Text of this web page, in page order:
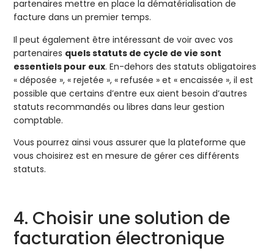
partenaires mettre en place la dématérialisation de
facture dans un premier temps.
Il peut également être intéressant de voir avec vos
partenaires quels statuts de cycle de vie sont
essentiels pour eux. En-dehors des statuts obligatoires
« déposée », « rejetée », « refusée » et « encaissée », il est
possible que certains d’entre eux aient besoin d’autres
statuts recommandés ou libres dans leur gestion
comptable.
Vous pourrez ainsi vous assurer que la plateforme que
vous choisirez est en mesure de gérer ces différents
statuts.
4. Choisir une solution de
facturation électronique